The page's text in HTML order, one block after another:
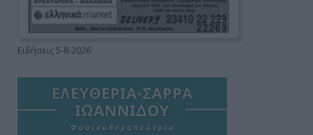
Ειδήσεις 5-8-2026